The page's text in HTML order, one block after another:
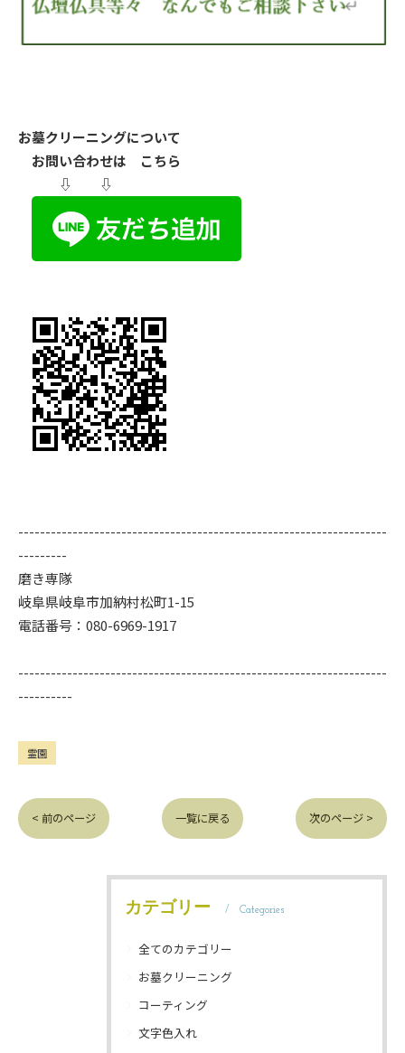
お墓クリーニングについて
お問い合わせは こちら
⇩ ⇩
--------------------------------------------------------------------
---------
磨き専隊
岐阜県岐阜市加納村松町1-15
電話番号：080-6969-1917
--------------------------------------------------------------------
----------
霊園
< 前のページ 一覧に戻る 次のページ >
カテゴリー Categories
全てのカテゴリー
お墓クリーニング
コーティング
文字色入れ